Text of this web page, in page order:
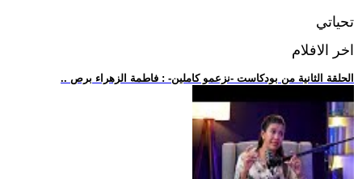
تحياتي
اخر الافلام
.. الحلقة الثانية من بودكاست -نزعمو كاملين- : فاطمة الزهراء برص